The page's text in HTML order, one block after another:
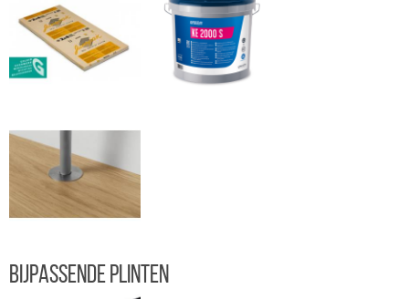
Bijpassende plinten